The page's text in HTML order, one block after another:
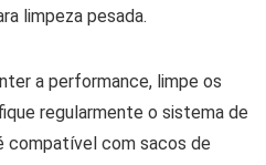
limpeza pesada.
a performance, limpe os
regularmente o sistema de
compatível com sacos de